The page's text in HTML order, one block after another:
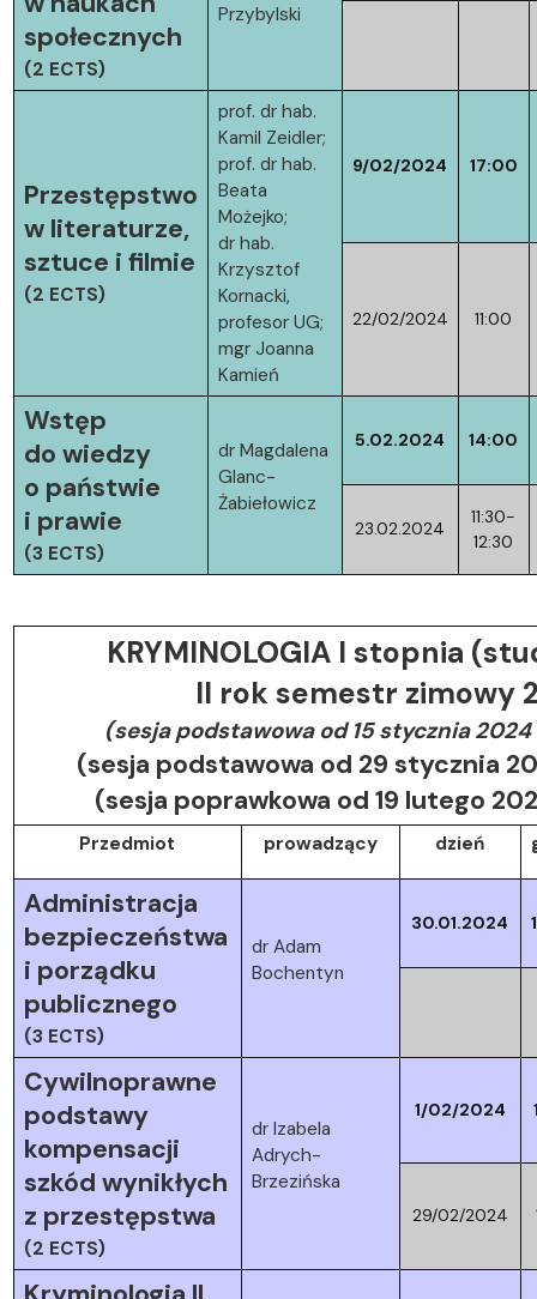
społecznych
(2 ECTS)
Przybylski
Przestępstwo
w literaturze,
sztuce i filmie
(2 ECTS)
prof. dr hab.
Kamil Zeidler;
prof. dr hab.
Beata
Możejko;
dr hab.
Krzysztof
Kornacki,
profesor UG;
mgr Joanna
Kamień
9/02/2024 17:00
22/02/2024 11:00
Wstęp
do wiedzy
o państwie
i prawie
(3 ECTS)
dr Magdalena
Glanc-
Żabiełowicz
5.02.2024 14:00
23.02.2024
11:30-
12:30
KRYMINOLOGIA I stopnia
II rok semestr zimowy
(sesja podstawowa od 15 stycznia
(sesja podstawowa od 29 stycznia
(sesja poprawkowa od 19 lutego
Przedmiot prowadzący dzień
Administracja
bezpieczeństwa
i porządku
publicznego
(3 ECTS)
dr Adam
Bochentyn
30.01.2024
Cywilnoprawne
podstawy
kompensacji
szkód wynikłych
z przestępstwa
(2 ECTS)
dr Izabela
Adrych-
Brzezińska
1/02/2024
29/02/2024